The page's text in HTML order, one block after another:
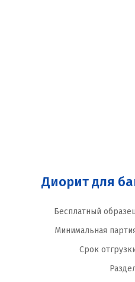
Диорит для
Бесплатный
Минимальная
Срок